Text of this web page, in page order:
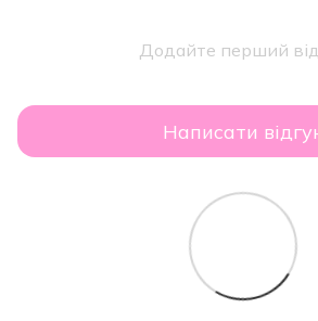
Додайте перший
Написати